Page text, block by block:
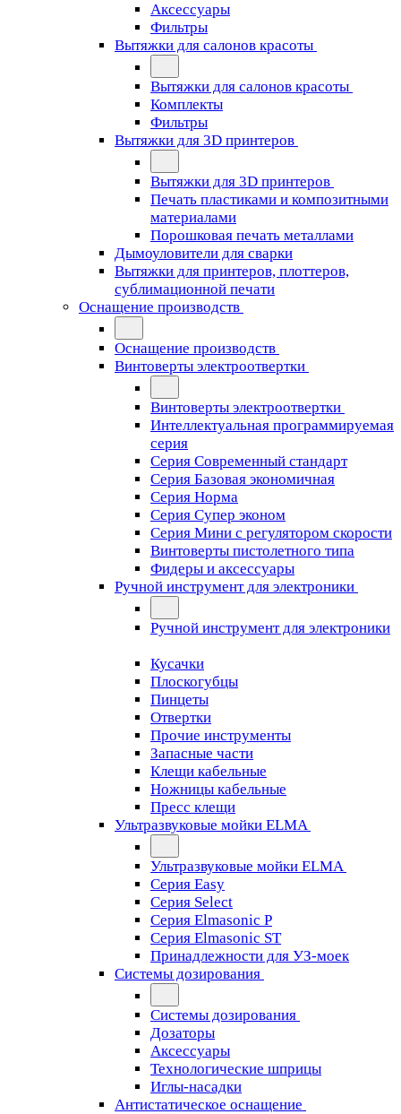
Аксессуары
Фильтры
Вытяжки для салонов красоты
Вытяжки для салонов красоты
Комплекты
Фильтры
Вытяжки для 3D принтеров
Вытяжки для 3D принтеров
Печать пластиками и композитными
материалами
Порошковая печать металлами
Дымоуловители для сварки
Вытяжки для принтеров, плоттеров,
сублимационной печати
Оснащение производств
Оснащение производств
Винтоверты электроотвертки
Винтоверты электроотвертки
Интеллектуальная программируемая
серия
Серия Современный стандарт
Серия Базовая экономичная
Серия Норма
Серия Cупер эконом
Серия Мини с регулятором скорости
Винтоверты пистолетного типа
Фидеры и аксессуары
Ручной инструмент для электроники
Ручной инструмент для электроники
Кусачки
Плоскогубцы
Пинцеты
Отвертки
Прочие инструменты
Запасные части
Клещи кабельные
Ножницы кабельные
Пресс клещи
Ультразвуковые мойки ELMA
Ультразвуковые мойки ELMA
Серия Easy
Серия Select
Серия Elmasonic P
Серия Elmasonic ST
Принадлежности для УЗ-моек
Системы дозирования
Системы дозирования
Дозаторы
Аксессуары
Технологические шприцы
Иглы-насадки
Антистатическое оснащение